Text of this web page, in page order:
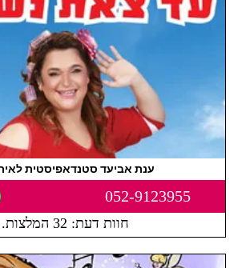
ענת אביעד סטנדאפיסטית
052-9123955
חוות דעת: 32 המלצות.